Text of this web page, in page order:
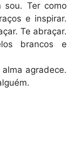
sou. Ter como
e inspirar.
Te abraçar.
brancos e
agradece.